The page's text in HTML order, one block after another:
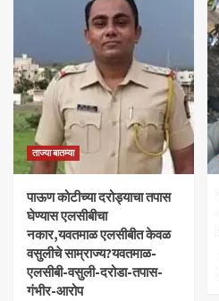
ताज्या बातम्या
पाऊण कोटीच्या दरोड्याचा तपास
घेण्यास एलसीबीचा
नकार,यवतमाळ एलसीबीत केवळ
वसुलीचे साम्राज्य?यवतमाळ-
एलसीबी-वसुली-दरोडा-तपास-
गंभीर-आरोप